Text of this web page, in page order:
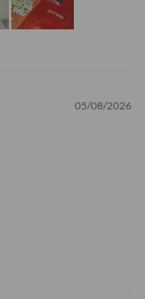
05/08/2026